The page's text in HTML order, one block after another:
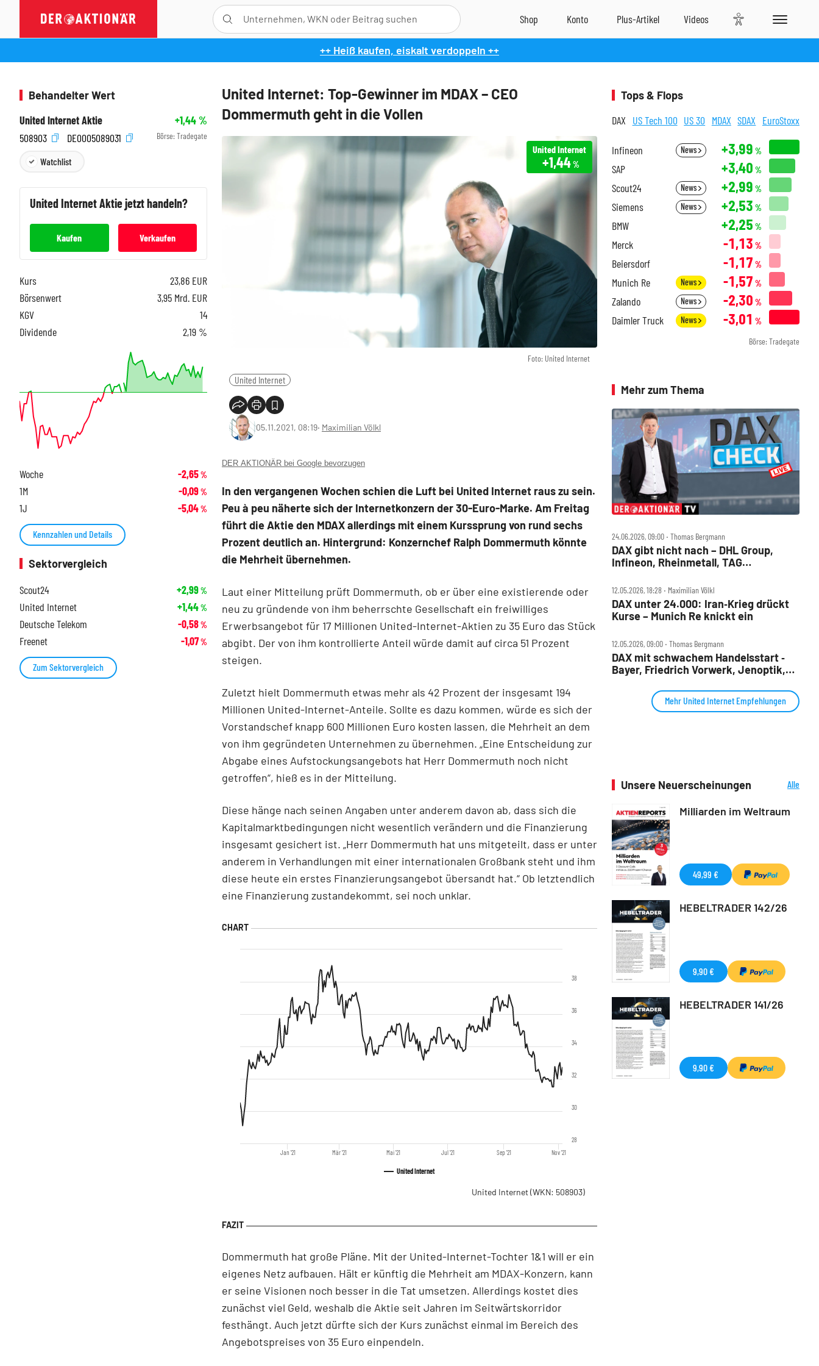
++ Heiß kaufen, eiskalt verdoppeln ++
United Internet: Top-Gewinner im MDAX – CEO
Dommermuth geht in die Vollen
Foto: United Internet
United Internet
+1,44 %
United Internet
05.11.2021, 08:19‧ Maximilian Völkl
DER AKTIONÄR bei Google bevorzugen
In den vergangenen Wochen schien die Luft bei United Internet raus zu sein.
Peu à peu näherte sich der Internetkonzern der 30-Euro-Marke. Am Freitag
führt die Aktie den MDAX allerdings mit einem Kurssprung von rund sechs
Prozent deutlich an. Hintergrund: Konzernchef Ralph Dommermuth könnte
die Mehrheit übernehmen.
Laut einer Mitteilung prüft Dommermuth, ob er über eine existierende oder
neu zu gründende von ihm beherrschte Gesellschaft ein freiwilliges
Erwerbsangebot für 17 Millionen United-Internet-Aktien zu 35 Euro das Stück
abgibt. Der von ihm kontrollierte Anteil würde damit auf circa 51 Prozent
steigen.
Zuletzt hielt Dommermuth etwas mehr als 42 Prozent der insgesamt 194
Millionen United-Internet-Anteile. Sollte es dazu kommen, würde es sich der
Vorstandschef knapp 600 Millionen Euro kosten lassen, die Mehrheit an dem
von ihm gegründeten Unternehmen zu übernehmen. „Eine Entscheidung zur
Abgabe eines Aufstockungsangebots hat Herr Dommermuth noch nicht
getroffen“, hieß es in der Mitteilung.
Diese hänge nach seinen Angaben unter anderem davon ab, dass sich die
Kapitalmarktbedingungen nicht wesentlich verändern und die Finanzierung
insgesamt gesichert ist. „Herr Dommermuth hat uns mitgeteilt, dass er unter
anderem in Verhandlungen mit einer internationalen Großbank steht und ihm
diese heute ein erstes Finanzierungsangebot übersandt hat.“ Ob letztendlich
eine Finanzierung zustandekommt, sei noch unklar.
United Internet
Jan '21 Mär '21 Mai '21 Jul '21 Sep '21 Nov '21
28
30
32
34
36
38
United Internet(WKN: 508903)
Dommermuth hat große Pläne. Mit der United-Internet-Tochter 1&1 will er ein
eigenes Netz aufbauen. Hält er künftig die Mehrheit am MDAX-Konzern, kann
er seine Visionen noch besser in die Tat umsetzen. Allerdings kostet dies
zunächst viel Geld, weshalb die Aktie seit Jahren im Seitwärtskorridor
festhängt. Auch jetzt dürfte sich der Kurs zunächst einmal im Bereich des
Angebotspreises von 35 Euro einpendeln.
Behandelter Wert
United Internet Aktie
+1,44%
508903
DE0005089031 Börse: Tradegate
Watchlist
United InternetAktie jetzt handeln?
Kaufen Verkaufen
Kurs 23,86 EUR
Börsenwert
3,95 Mrd. EUR
KGV
14
Dividende
2,19 %
Woche -2,65%
1M -0,09%
1J -5,04%
Kennzahlen und Details
Sektorvergleich
Scout24
+2,99%
United Internet +1,44%
Deutsche Telekom -0,58%
Freenet -1,07%
Zum Sektorvergleich
Tops & Flops
DAX US Tech 100 US 30 MDAX SDAX EuroStoxx
Infineon News +3,99 %
SAP +3,40 %
Scout24 News +2,99 %
Siemens News +2,53 %
BMW +2,25 %
Merck -1,13 %
Beiersdorf -1,17 %
Munich Re News -1,57 %
Zalando News -2,30 %
Daimler Truck News -3,01 %
Börse: Tradegate
Mehr zum Thema
24.06.2026, 09:00 ‧ Thomas Bergmann
DAX gibt nicht nach – DHL Group,
Infineon, Rheinmetall, TAG
im Check
12.05.2026, 18:28 ‧ Maximilian Völkl
DAX unter 24.000: Iran‑Krieg drückt
Kurse – Munich Re knickt ein
12.05.2026, 09:00 ‧ Thomas Bergmann
DAX mit schwachem Handelsstart ‑
Bayer, Friedrich Vorwerk, Jenoptik,
Energy, TAG Immobilien und United
Internet im CheckMehr United Internet Empfehlungen
Unsere Neuerscheinungen
Alle
Milliarden im Weltraum
49,99 €
HEBELTRADER 142/26
9,90 €
HEBELTRADER 141/26
9,90 €